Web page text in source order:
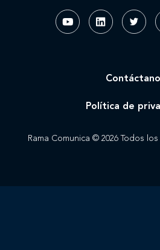
Rama Comunica © 2026 Todos
Política de